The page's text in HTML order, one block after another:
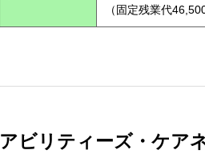
（固定残業代
アビリティーズ・ケア